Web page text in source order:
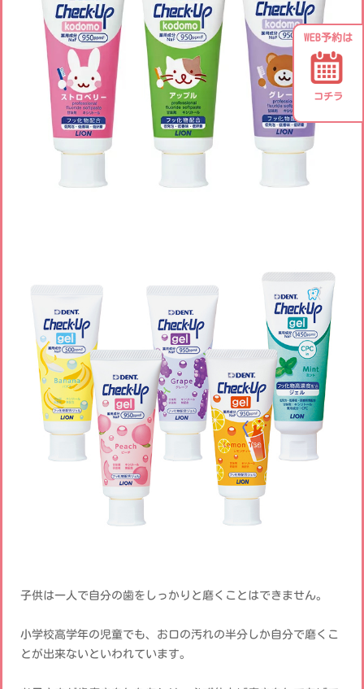
WEB予約は
コチラ
子供は一人で自分の歯をしっかりと磨くことはできません。
小学校高学年の児童でも、お口の汚れの半分しか自分で磨くこ
とが出来ないといわれています。